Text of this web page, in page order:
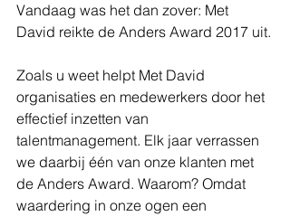
Vandaag was het dan zover: Met
David reikte de Anders Award 2017 uit.
Zoals u weet helpt Met David
organisaties en medewerkers door het
effectief inzetten van
talentmanagement. Elk jaar verrassen
we daarbij één van onze klanten met
de Anders Award. Waarom? Omdat
waardering in onze ogen een